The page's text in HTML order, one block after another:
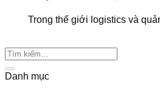
Trong thế giới logistics và
Danh mục